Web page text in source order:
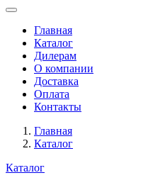
Toggle
navigationГлавная
Каталог
Дилерам
О компании
Доставка
Оплата
Контакты
Главная
Каталог
Каталог